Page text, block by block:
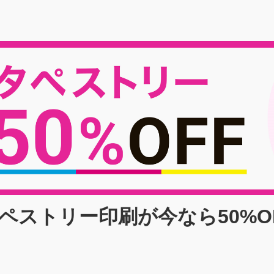
ストリー印刷が今なら